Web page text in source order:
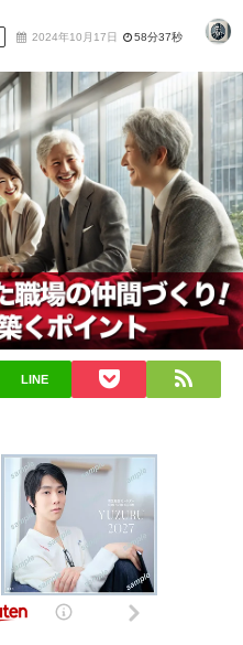
2024年10月17日 58分37秒
LINE